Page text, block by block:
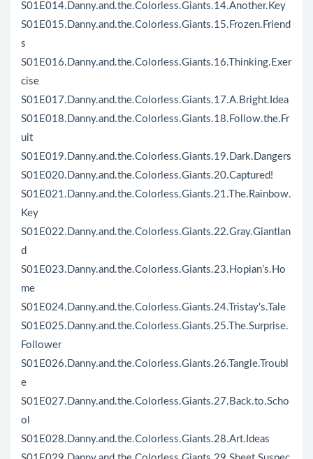
S01E014.Danny.and.the.Colorless.Giants.14.Another.Key
S01E015.Danny.and.the.Colorless.Giants.15.Frozen.Friend
s
S01E016.Danny.and.the.Colorless.Giants.16.Thinking.Exer
cise
S01E017.Danny.and.the.Colorless.Giants.17.A.Bright.Idea
S01E018.Danny.and.the.Colorless.Giants.18.Follow.the.Fr
uit
S01E019.Danny.and.the.Colorless.Giants.19.Dark.Dangers
S01E020.Danny.and.the.Colorless.Giants.20.Captured!
S01E021.Danny.and.the.Colorless.Giants.21.The.Rainbow.
Key
S01E022.Danny.and.the.Colorless.Giants.22.Gray.Giantlan
d
S01E023.Danny.and.the.Colorless.Giants.23.Hopian’s.Ho
me
S01E024.Danny.and.the.Colorless.Giants.24.Tristay’s.Tale
S01E025.Danny.and.the.Colorless.Giants.25.The.Surprise.
Follower
S01E026.Danny.and.the.Colorless.Giants.26.Tangle.Troubl
e
S01E027.Danny.and.the.Colorless.Giants.27.Back.to.Scho
ol
S01E028.Danny.and.the.Colorless.Giants.28.Art.Ideas